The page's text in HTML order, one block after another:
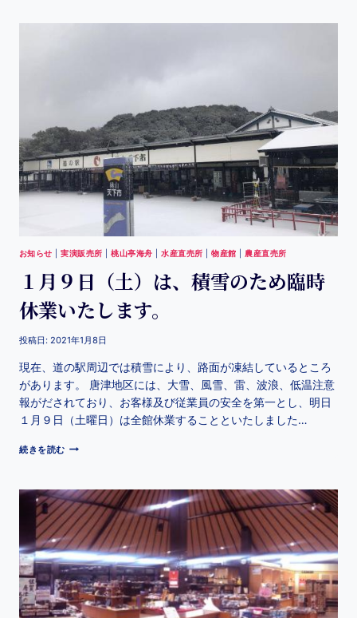
お知らせ |実演販売所 |桃山亭海舟 |水産直売所 |物産館 農産直売所
１月９日（土）は、積雪のため臨時
休業いたします。
投稿日: 2021年1月8日
現在、道の駅周辺では積雪により、路面が凍結しているところ
があります。 唐津地区には、大雪、風雪、雷、波浪、低温注意
報がだされており、お客様及び従業員の安全を第一とし、明日
１月９日（土曜日）は全館休業することといたしました…
続きを読む